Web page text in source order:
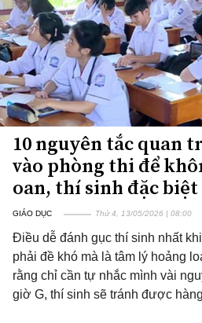
10 nguyên tắc quan
vào phòng thi để
oan, thí sinh đặc
GIÁO DỤC Thứ 4, 13/05/2026 | 08:00
Điều dễ đánh gục thí sinh nhất
phải đề khó mà là tâm lý hoảng
rằng chỉ cần tự nhắc mình vài
giờ G, thí sinh sẽ tránh được